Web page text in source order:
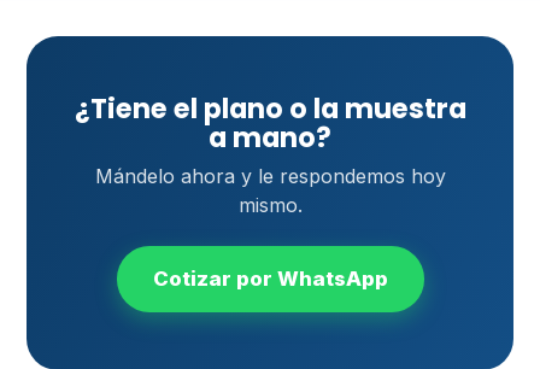
¿Tiene el plano o la muestra
a mano?
Mándelo ahora y le respondemos hoy
mismo.
Cotizar por WhatsApp